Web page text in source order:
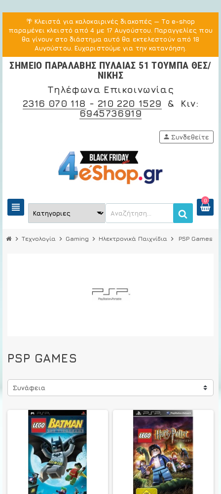
🌴 Κλειστά για καλοκαιρινές διακοπές — Το e-shop
παραμένει κλειστό από 4 με 17 Αυγούστου. Παραγγελίες που
θα γίνουν στο διάστημα αυτό θα εκτελεστούν από 18
Αυγούστου. Ευχαριστούμε για την κατανόηση.
ΣΗΜΕΙΟ ΠΑΡΑΛΑΒΗΣ ΠΥΛΑΙΑΣ 51 ΤΟΥΜΠΑ ΘΕΣ/
ΝΙΚΗΣ
Τηλέφωνα Επικοινωνίας
2316 070 118 - 210 220 1529 & Κιν:
6945736919
view_headline
0
person Συνδεθείτε
chevron_right Τεχνολογία chevron_right Gaming chevron_right Ηλεκτρονικά Παιχνίδια chevron_right PSP Games
PSP GAMES
Συνάφεια